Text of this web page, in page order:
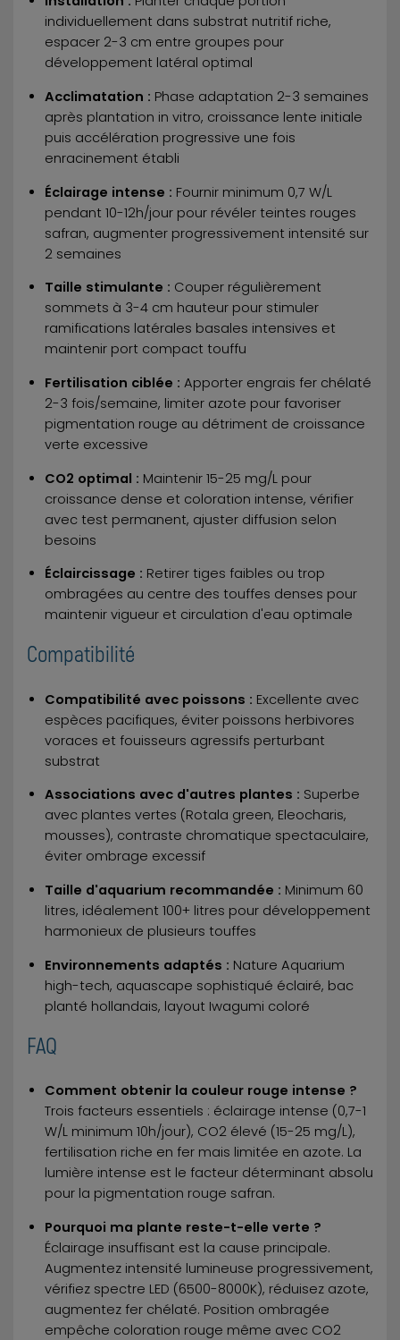
individuellement dans substrat nutritif riche,
espacer 2-3 cm entre groupes pour
développement latéral optimal
Acclimatation : Phase adaptation 2-3 semaines
après plantation in vitro, croissance lente initiale
puis accélération progressive une fois
enracinement établi
Éclairage intense : Fournir minimum 0,7 W/L
pendant 10-12h/jour pour révéler teintes rouges
safran, augmenter progressivement intensité sur
2 semaines
Taille stimulante : Couper régulièrement
sommets à 3-4 cm hauteur pour stimuler
ramifications latérales basales intensives et
maintenir port compact touffu
Fertilisation ciblée : Apporter engrais fer chélaté
2-3 fois/semaine, limiter azote pour favoriser
pigmentation rouge au détriment de croissance
verte excessive
CO2 optimal : Maintenir 15-25 mg/L pour
croissance dense et coloration intense, vérifier
avec test permanent, ajuster diffusion selon
besoins
Éclaircissage : Retirer tiges faibles ou trop
ombragées au centre des touffes denses pour
maintenir vigueur et circulation d'eau optimale
Compatibilité
Compatibilité avec poissons : Excellente avec
espèces pacifiques, éviter poissons herbivores
voraces et fouisseurs agressifs perturbant
substrat
Associations avec d'autres plantes : Superbe
avec plantes vertes (Rotala green, Eleocharis,
mousses), contraste chromatique spectaculaire,
éviter ombrage excessif
Taille d'aquarium recommandée : Minimum 60
litres, idéalement 100+ litres pour développement
harmonieux de plusieurs touffes
Environnements adaptés : Nature Aquarium
high-tech, aquascape sophistiqué éclairé, bac
planté hollandais, layout Iwagumi coloré
FAQ
Comment obtenir la couleur rouge intense ?
Trois facteurs essentiels : éclairage intense (0,7-1
W/L minimum 10h/jour), CO2 élevé (15-25 mg/L),
fertilisation riche en fer mais limitée en azote. La
lumière intense est le facteur déterminant absolu
pour la pigmentation rouge safran.
Pourquoi ma plante reste-t-elle verte ?
Éclairage insuffisant est la cause principale.
Augmentez intensité lumineuse progressivement,
vérifiez spectre LED (6500-8000K), réduisez azote,
augmentez fer chélaté. Position ombragée
empêche coloration rouge même avec CO2